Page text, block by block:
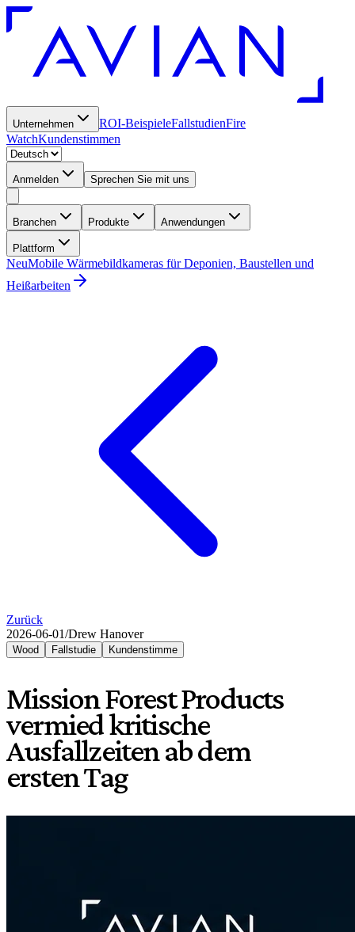
Unternehmen ROI-BeispieleFallstudienFire
WatchKundenstimmen
Anmelden Sprechen Sie mit uns
Branchen Produkte Anwendungen
Plattform
NeuMobile Wärmebildkameras für Deponien, Baustellen und
Heißarbeiten
Zurück
2026-06-01/Drew Hanover
Wood Fallstudie Kundenstimme
Mission Forest Products
vermied kritische
Ausfallzeiten ab dem
ersten Tag